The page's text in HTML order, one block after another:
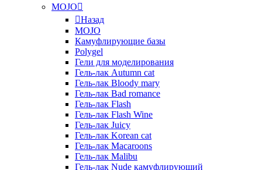
MOJO
Назад
MOJO
Камуфлирующие базы
Polygel
Гели для моделирования
Гель-лак Autumn cat
Гель-лак Bloody mary
Гель-лак Bad romance
Гель-лак Flash
Гель-лак Flash Wine
Гель-лак Juicy
Гель-лак Korean cat
Гель-лак Macaroons
Гель-лак Malibu
Гель-лак Nude камуфлирующий